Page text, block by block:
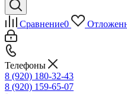
Сравнение0
Телефоны
8 (920) 180-32-43
8 (920) 159-65-07